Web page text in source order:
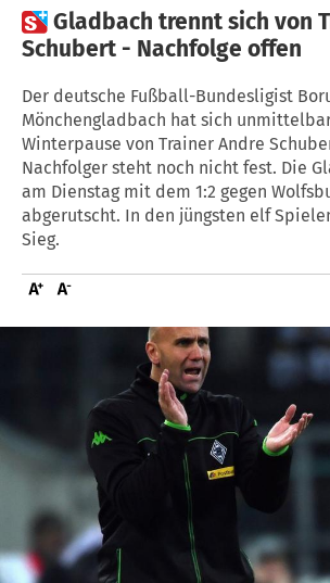
Gladbach trennt sich von
Schubert - Nachfolge offen
Der deutsche Fußball-Bundesligist
Mönchengladbach hat sich
Winterpause von Trainer Andre
Nachfolger steht noch nicht fest. Die
am Dienstag mit dem 1:2 gegen
abgerutscht. In den jüngsten elf
Sieg.